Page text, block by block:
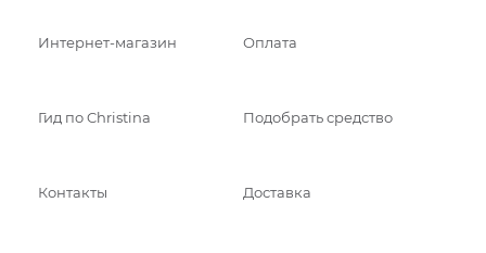
Интернет-магазин Оплата
Гид по Christina Подобрать средство
Контакты Доставка